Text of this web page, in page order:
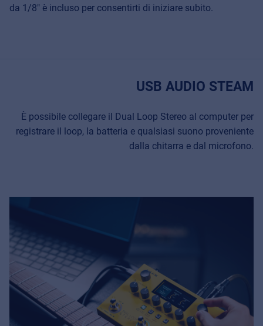
da 1/8" è incluso per consentirti di iniziare subito.
USB AUDIO STEAM
È possibile collegare il Dual Loop Stereo al computer per
registrare il loop, la batteria e qualsiasi suono proveniente
dalla chitarra e dal microfono.